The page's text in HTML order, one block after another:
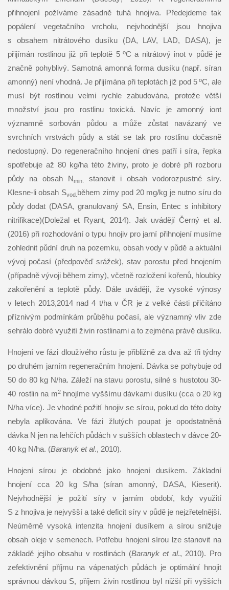
přihnojení požíváme zásadně tuhá hnojiva. Předejdeme tak
popálení vegetačního vrcholu, nejvhodnější jsou hnojiva
s obsahem nitrátového dusíku (DA, LAV, LAD, DASA), je
přijímán rostlinou již při teplotě 5 oC a nitrátový inot v půdě je
značně pohyblivý. Samotná amonná forma dusíku (např. síran
amonný) není vhodná. Je přijímána při teplotách již pod 5 oC, ale
musí být rostlinou velmi rychle zabudována, protože větší
množství jsou pro rostlinu toxická. Navíc je amonný iont
významně sorbován půdou a může zůstat navázaný ve
svrchních vrstvách půdy a stát se tak pro rostlinu dočasně
nedostupný. Do regeneračního hnojení dnes patří i síra, řepka
spotřebuje až 80 kg/ha této živiny, proto je dobré při rozboru
půdy na obsah Nmin. stanovit i obsah vodorozpustné síry.
Klesne-li obsah Svod. během zimy pod 20 mg/kg je nutno síru do
půdy dodat (DASA, granulovaný SA, Ensin, Entec s inhibitory
nitrifikace)(Doležal et Ryant, 2014). Jak uvádějí Černý et al.
(2016) při rozhodování o typu hnojiv pro jarní přihnojení musíme
zohlednit půdní druh na pozemku, obsah vody v půdě a aktuální
vývoj počasí (předpověď srážek), stav porostu před hnojením
(případně vývoji během zimy), včetně rozložení kořenů, hloubky
zakořenění a teplotě půdy. Dále uvádějí, že vysoké výnosy
v letech 2013,2014 nad 4 t/ha v ČR je z velké části přičítáno
příznivým podmínkám průběhu počasí, ale významný vliv zde
sehrálo dobré využití živin rostlinami a to zejména právě dusíku.
Hnojení ve fázi dlouživého růstu je přibližně za dva až tři týdny
po druhém jarním regeneračním hnojení. Dávka se pohybuje od
50 do 80 kg N/ha. Záleží na stavu porostu, silné s hustotou 30-
40 rostlin na m2hnojíme vyššímu dávkami dusíku (cca o 20 kg
N/ha více). Je vhodné požití hnojiv se sírou, pokud do této doby
nebyla aplikována. Ve fázi žlutých poupat je opodstatněná
dávka N jen na lehčích půdách v sušších oblastech v dávce 20-
40 kg N/ha. (Baranyk et al., 2010).
Hnojení sírou je obdobné jako hnojení dusíkem. Základní
hnojení cca 20 kg S/ha (síran amonný, DASA, Kieserit).
Nejvhodnější je požití síry v jarním období, kdy využití
S z hnojiva je nejvyšší a také deficit síry v půdě je nejzřetelnější.
Neúměrně vysoká intenzita hnojení dusíkem a sírou snižuje
obsah oleje v semenech. Potřebu hnojení sírou lze stanovit na
základě jejího obsahu v rostlinách (Baranyk et al., 2010). Pro
zefektivnění příjmu na vápenatých půdách je optimální hnojit
správnou dávkou S, příjem živin rostlinou byl nižší při vyšších